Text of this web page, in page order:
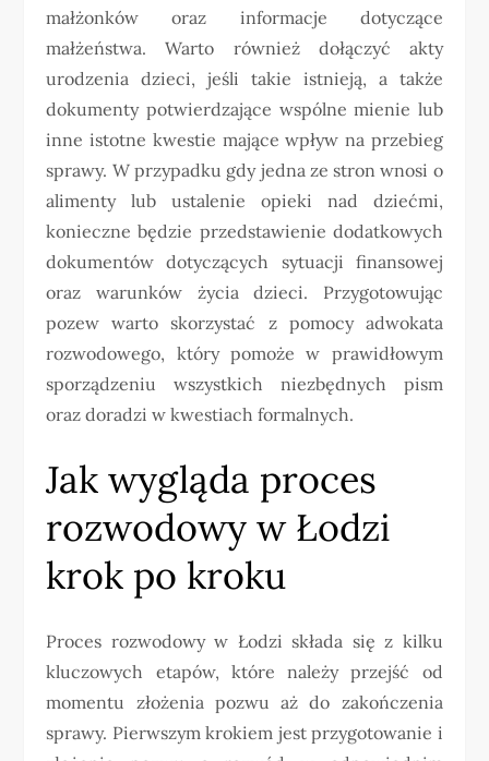
małżonków oraz informacje dotyczące
małżeństwa. Warto również dołączyć akty
urodzenia dzieci, jeśli takie istnieją, a także
dokumenty potwierdzające wspólne mienie lub
inne istotne kwestie mające wpływ na przebieg
sprawy. W przypadku gdy jedna ze stron wnosi o
alimenty lub ustalenie opieki nad dziećmi,
konieczne będzie przedstawienie dodatkowych
dokumentów dotyczących sytuacji finansowej
oraz warunków życia dzieci. Przygotowując
pozew warto skorzystać z pomocy adwokata
rozwodowego, który pomoże w prawidłowym
sporządzeniu wszystkich niezbędnych pism
oraz doradzi w kwestiach formalnych.
Jak wygląda proces
rozwodowy w Łodzi
krok po kroku
Proces rozwodowy w Łodzi składa się z kilku
kluczowych etapów, które należy przejść od
momentu złożenia pozwu aż do zakończenia
sprawy. Pierwszym krokiem jest przygotowanie i